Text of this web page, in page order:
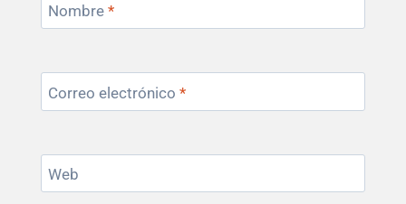
Nombre*
Correo electrónico*
Web